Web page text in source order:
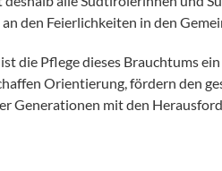
den Feierlichkeiten in den
die Pflege dieses Brauchtums
Orientierung, fördern den
Generationen mit den